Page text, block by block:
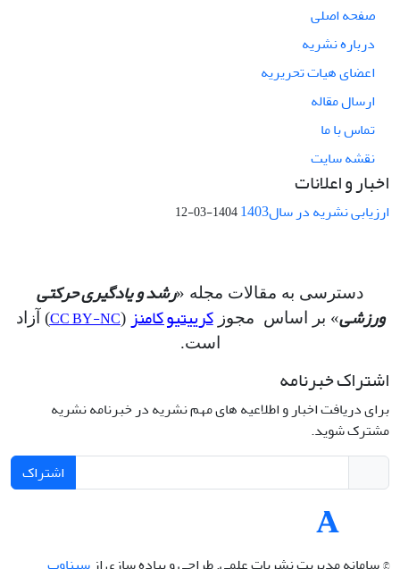
صفحه اصلی
درباره نشریه
اعضای هیات تحریریه
ارسال مقاله
تماس با ما
نقشه سایت
اخبار و اعلانات
ارزیابی نشریه در سال1403 1404-03-12
دسترسی به مقالات مجله «رشد و یادگیری حرکتی
ورزشی» بر اساس مجوزکرییتیو کامنز (
CC BY-NC) آزاد
است.
اشتراک خبرنامه
برای دریافت اخبار و اطلاعیه های مهم نشریه در خبرنامه نشریه
مشترک شوید.
اشتراک